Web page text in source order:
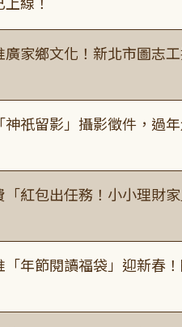
線！
廣家鄉文化！新北市圖志
神祇留影」攝影徵件，過
「紅包出任務！小小理財
「年節閱讀福袋」迎新春